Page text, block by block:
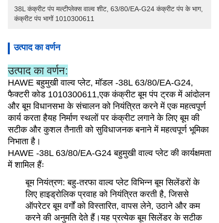
38L कंक्रीट पंप मल्टीप्लेक्स वाल्व शीट 63/80/EA-G24 कंक्रीट पंप के भाग,
कंक्रीट पंप भागों 1010300611
उत्पाद का वर्णन
उत्पाद का वर्णन:
HAWE बहुमुखी वाल्व प्लेट, मॉडल -38L 63/80/EA-G24,
फैक्टरी कोड 1010300611,एक कंक्रीट बूम पंप ट्रक में आंदोलन
और बूम विधानसभा के संचालन को नियंत्रित करने में एक महत्वपूर्ण
कार्य करता हैयह निर्माण स्थलों पर कंक्रीट लगाने के लिए बूम की
सटीक और कुशल तैनाती को सुविधाजनक बनाने में महत्वपूर्ण भूमिका
निभाता है।
HAWE -38L 63/80/EA-G24 बहुमुखी वाल्व प्लेट की कार्यक्षमता
में शामिल हैंः
बूम नियंत्रण: बहु-तरफा वाल्व प्लेट विभिन्न बूम सिलेंडरों के
लिए हाइड्रोलिक प्रवाह को नियंत्रित करती है, जिससे
ऑपरेटर बूम वर्गों को विस्तारित, वापस लेने, उठाने और कम
करने की अनुमति देते हैं।यह प्रत्येक बूम सिलेंडर के सटीक